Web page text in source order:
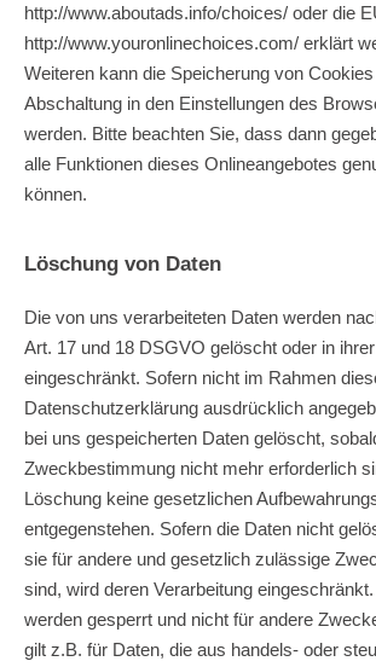
http://www.aboutads.info/choices/ oder die
http://www.youronlinechoices.com/ erklärt
Weiteren kann die Speicherung von
Abschaltung in den Einstellungen des
werden. Bitte beachten Sie, dass dann
alle Funktionen dieses Onlineangebotes
können.
Löschung von Daten
Die von uns verarbeiteten Daten werden
Art. 17 und 18 DSGVO gelöscht oder in
eingeschränkt. Sofern nicht im Rahmen
Datenschutzerklärung ausdrücklich
bei uns gespeicherten Daten gelöscht,
Zweckbestimmung nicht mehr erforderlich
Löschung keine gesetzlichen
entgegenstehen. Sofern die Daten nicht
sie für andere und gesetzlich zulässige
sind, wird deren Verarbeitung
werden gesperrt und nicht für andere
gilt z.B. für Daten, die aus handels- oder